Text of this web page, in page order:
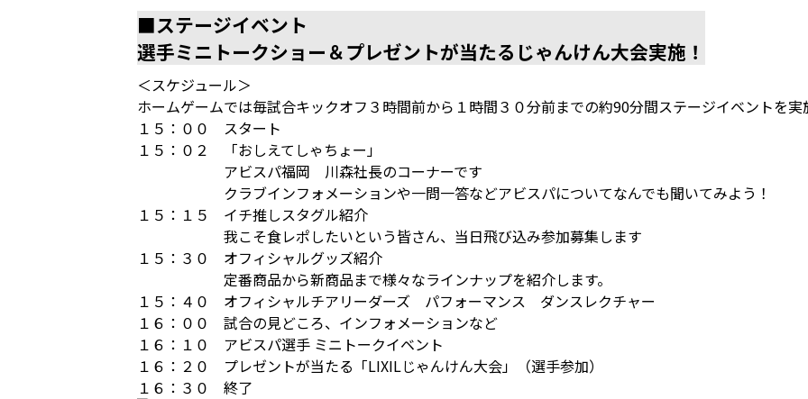
■ステージイベント
選手ミニトークショー＆プレゼントが当たるじゃんけん大会実施！
＜スケジュール＞
ホームゲームでは毎試合キックオフ３時間前から１時間３０分前までの約90分間ステージイベントを実
１５：００ スタート
１５：０２ 「おしえてしゃちょー」
アビスパ福岡 川森社長のコーナーです
クラブインフォメーションや一問一答などアビスパについてなんでも聞いてみよう！
１５：１５ イチ推しスタグル紹介
我こそ食レポしたいという皆さん、当日飛び込み参加募集します
１５：３０ オフィシャルグッズ紹介
定番商品から新商品まで様々なラインナップを紹介します。
１５：４０ オフィシャルチアリーダーズ パフォーマンス ダンスレクチャー
１６：００ 試合の見どころ、インフォメーションなど
１６：１０ アビスパ選手 ミニトークイベント
１６：２０ プレゼントが当たる「LIXILじゃんけん大会」（選手参加）
１６：３０ 終了